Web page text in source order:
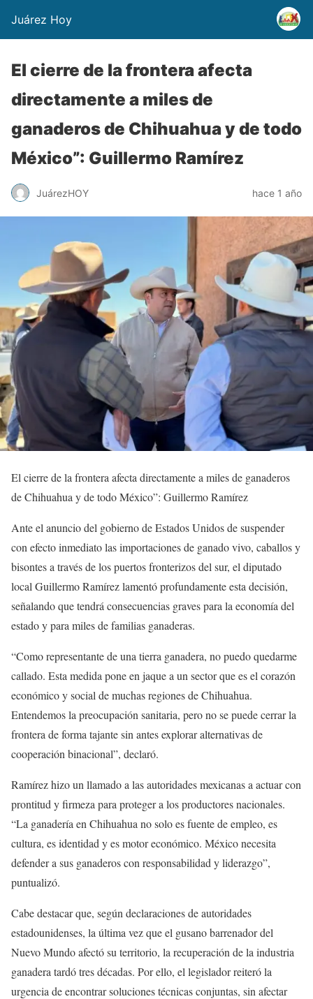
Juárez Hoy
El cierre de la frontera afecta
directamente a miles de
ganaderos de Chihuahua y de todo
México”: Guillermo Ramírez
JuárezHOY hace 1 año
El cierre de la frontera afecta directamente a miles de ganaderos
de Chihuahua y de todo México”: Guillermo Ramírez
Ante el anuncio del gobierno de Estados Unidos de suspender
con efecto inmediato las importaciones de ganado vivo, caballos y
bisontes a través de los puertos fronterizos del sur, el diputado
local Guillermo Ramírez lamentó profundamente esta decisión,
señalando que tendrá consecuencias graves para la economía del
estado y para miles de familias ganaderas.
“Como representante de una tierra ganadera, no puedo quedarme
callado. Esta medida pone en jaque a un sector que es el corazón
económico y social de muchas regiones de Chihuahua.
Entendemos la preocupación sanitaria, pero no se puede cerrar la
frontera de forma tajante sin antes explorar alternativas de
cooperación binacional”, declaró.
Ramírez hizo un llamado a las autoridades mexicanas a actuar con
prontitud y firmeza para proteger a los productores nacionales.
“La ganadería en Chihuahua no solo es fuente de empleo, es
cultura, es identidad y es motor económico. México necesita
defender a sus ganaderos con responsabilidad y liderazgo”,
puntualizó.
Cabe destacar que, según declaraciones de autoridades
estadounidenses, la última vez que el gusano barrenador del
Nuevo Mundo afectó su territorio, la recuperación de la industria
ganadera tardó tres décadas. Por ello, el legislador reiteró la
urgencia de encontrar soluciones técnicas conjuntas, sin afectar